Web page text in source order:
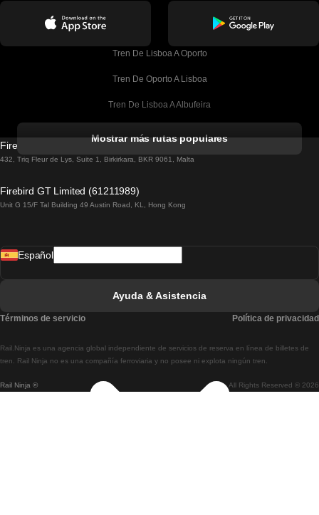
Tren De Lisboa A Oporto
Tren De Oporto A Lisboa
Tren De Lisboa A Albufeira
Tren De Lisboa A Lagos
Tren De Lisboa A Madrid
Tren De Lisboa A Braga
Tren De Braga A Lisboa
Mostrar más rutas populares
Firebird GT Limited (OC 1451)
432, Triq Fleur de Lys, Suite 1, Birkirkara, BKR 9061, Malta
Firebird GT Limited (61211989)
Unit G 15/F Tal Building 49 Austin Road, KL, Hong Kong
Rail Ninja ® All Rights Reserved © 2026
Rail.Ninja es una agencia global independiente de servicios de reserva en línea de billetes de
tren. Rail Ninja no es una compañía ferroviaria y no posee ni explota ningún tren.
Español
Ayuda & Asistencia
Términos de servicio Política de privacidad